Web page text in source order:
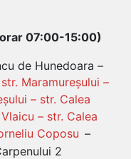
07:00-15:00)
de Hunedoara –
str. Maramureșului –
– str. Calea
– str. Calea
Coposu –
2